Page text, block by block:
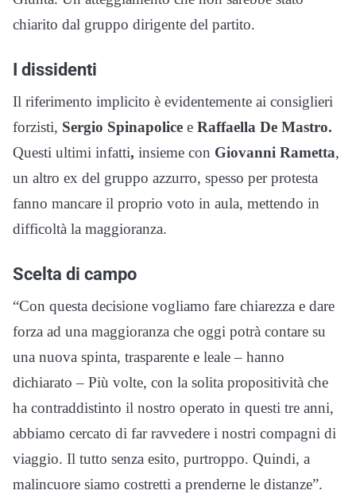
chiarito dal gruppo dirigente del partito.
I dissidenti
Il riferimento implicito è evidentemente ai consiglieri
forzisti, Sergio Spinapolice e Raffaella De Mastro.
Questi ultimi infatti, insieme con Giovanni Rametta,
un altro ex del gruppo azzurro, spesso per protesta
fanno mancare il proprio voto in aula, mettendo in
difficoltà la maggioranza.
Scelta di campo
“Con questa decisione vogliamo fare chiarezza e dare
forza ad una maggioranza che oggi potrà contare su
una nuova spinta, trasparente e leale – hanno
dichiarato – Più volte, con la solita propositività che
ha contraddistinto il nostro operato in questi tre anni,
abbiamo cercato di far ravvedere i nostri compagni di
viaggio. Il tutto senza esito, purtroppo. Quindi, a
malincuore siamo costretti a prenderne le distanze”.